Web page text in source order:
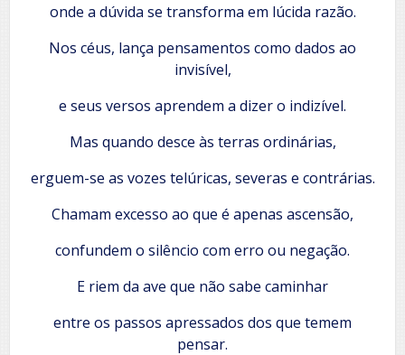
onde a dúvida se transforma em lúcida razão.
Nos céus, lança pensamentos como dados ao
invisível,
e seus versos aprendem a dizer o indizível.
Mas quando desce às terras ordinárias,
erguem-se as vozes telúricas, severas e contrárias.
Chamam excesso ao que é apenas ascensão,
confundem o silêncio com erro ou negação.
E riem da ave que não sabe caminhar
entre os passos apressados dos que temem
pensar.